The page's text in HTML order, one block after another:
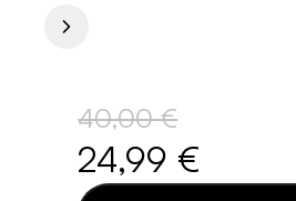
40,00 €
24,99 €